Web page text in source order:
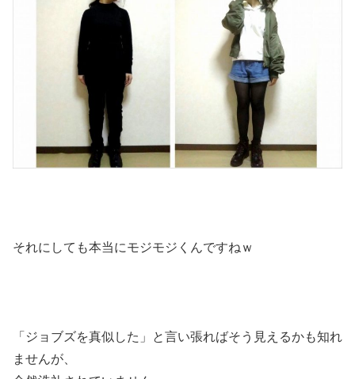
それにしても本当にモジモジくんですねｗ
「ジョブズを真似した」と言い張ればそう見えるかも知れ
ませんが、